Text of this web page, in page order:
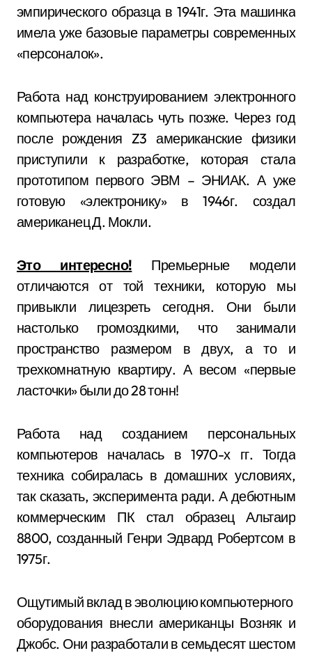
эмпирического образца в 1941г. Эта машинка
имела уже базовые параметры современных
«персоналок».
Работа над конструированием электронного
компьютера началась чуть позже. Через год
после рождения Z3 американские физики
приступили к разработке, которая стала
прототипом первого ЭВМ – ЭНИАК. А уже
готовую «электронику» в 1946г. создал
американец Д. Мокли.
Это интересно! Премьерные модели
отличаются от той техники, которую мы
привыкли лицезреть сегодня. Они были
настолько громоздкими, что занимали
пространство размером в двух, а то и
трехкомнатную квартиру. А весом «первые
ласточки» были до 28 тонн!
Работа над созданием персональных
компьютеров началась в 1970-х гг. Тогда
техника собиралась в домашних условиях,
так сказать, эксперимента ради. А дебютным
коммерческим ПК стал образец Альтаир
8800, созданный Генри Эдвард Робертсом в
1975г.
Ощутимый вклад в эволюцию компьютерного
оборудования внесли американцы Возняк и
Джобс. Они разработали в семьдесят шестом